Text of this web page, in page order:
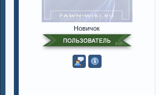
Новичок